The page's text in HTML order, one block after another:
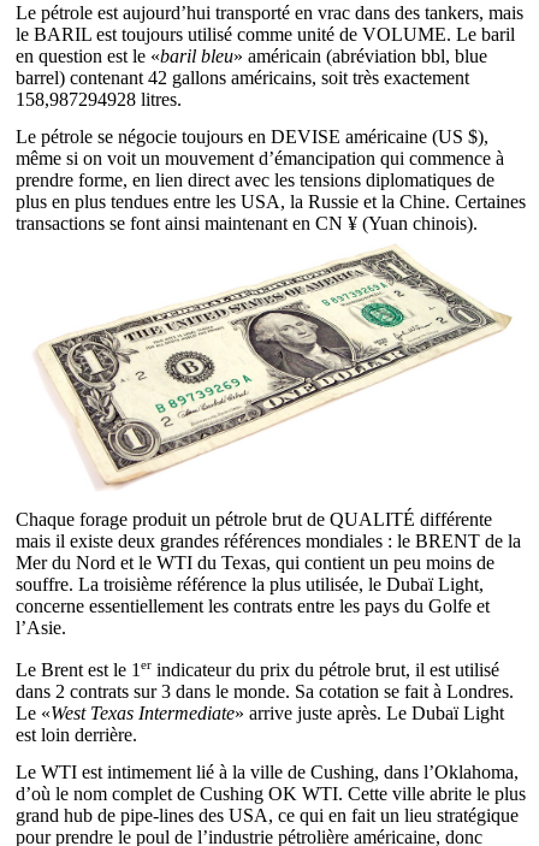
Le pétrole est aujourd’hui transporté en vrac dans des tankers, mais
le BARIL est toujours utilisé comme unité de VOLUME. Le baril
en question est le «baril bleu» américain (abréviation bbl, blue
barrel) contenant 42 gallons américains, soit très exactement
158,987294928 litres.
Le pétrole se négocie toujours en DEVISE américaine (US $),
même si on voit un mouvement d’émancipation qui commence à
prendre forme, en lien direct avec les tensions diplomatiques de
plus en plus tendues entre les USA, la Russie et la Chine. Certaines
transactions se font ainsi maintenant en CN ¥ (Yuan chinois).
Chaque forage produit un pétrole brut de QUALITÉ différente
mais il existe deux grandes références mondiales : le BRENT de la
Mer du Nord et le WTI du Texas, qui contient un peu moins de
souffre. La troisième référence la plus utilisée, le Dubaï Light,
concerne essentiellement les contrats entre les pays du Golfe et
l’Asie.
Le Brent est le 1er indicateur du prix du pétrole brut, il est utilisé
dans 2 contrats sur 3 dans le monde. Sa cotation se fait à Londres.
Le «West Texas Intermediate» arrive juste après. Le Dubaï Light
est loin derrière.
Le WTI est intimement lié à la ville de Cushing, dans l’Oklahoma,
d’où le nom complet de Cushing OK WTI. Cette ville abrite le plus
grand hub de pipe-lines des USA, ce qui en fait un lieu stratégique
pour prendre le poul de l’industrie pétrolière américaine, donc